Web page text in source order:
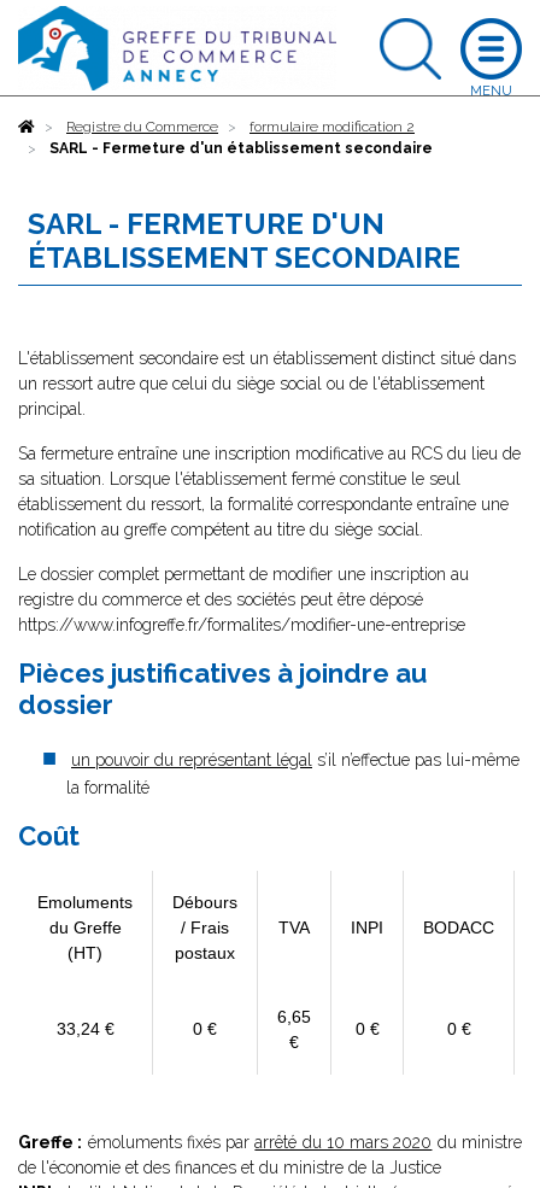
AccueilRegistre du Commerce
formulaire modification 2
SARL - Fermeture d'un établissement secondaire
SARL - FERMETURE D'UN
ÉTABLISSEMENT SECONDAIRE
L'établissement secondaire est un établissement distinct situé dans
un ressort autre que celui du siège social ou de l'établissement
principal.
Sa fermeture entraîne une inscription modificative au RCS du lieu de
sa situation. Lorsque l'établissement fermé constitue le seul
établissement du ressort, la formalité correspondante entraîne une
notification au greffe compétent au titre du siège social.
Le dossier complet permettant de modifier une inscription au
registre du commerce et des sociétés peut être déposé
https://www.infogreffe.fr/formalites/modifier-une-entreprise
Pièces justificatives à joindre au
dossier
un pouvoir du représentant légal s’il n’effectue pas lui-même
la formalité
Coût
Emoluments
du Greffe
(HT)
Débours
/ Frais
postaux
TVA INPI BODACC
33,24 € 0 €
6,65
€
0 € 0 €
Greffe : émoluments fixés pararrêté du 10 mars 2020 du ministre
de l'économie et des finances et du ministre de la Justice